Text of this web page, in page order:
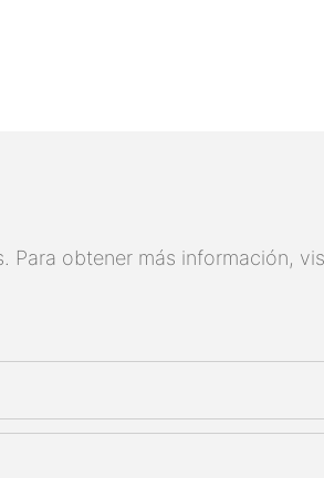
Para obtener más información,